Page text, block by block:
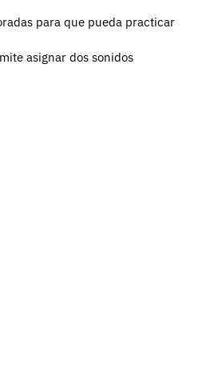
para que pueda practicar
asignar dos sonidos